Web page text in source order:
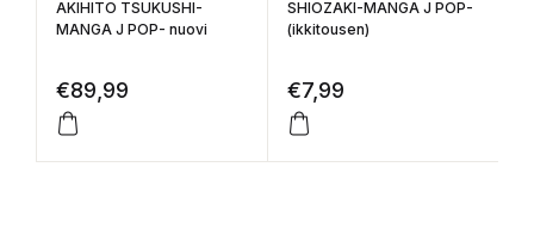
AKIHITO TSUKUSHI-
MANGA J POP- nuovi
€89,99
SHIOZAKI-MANGA J POP-
(ikkitousen)
€7,99